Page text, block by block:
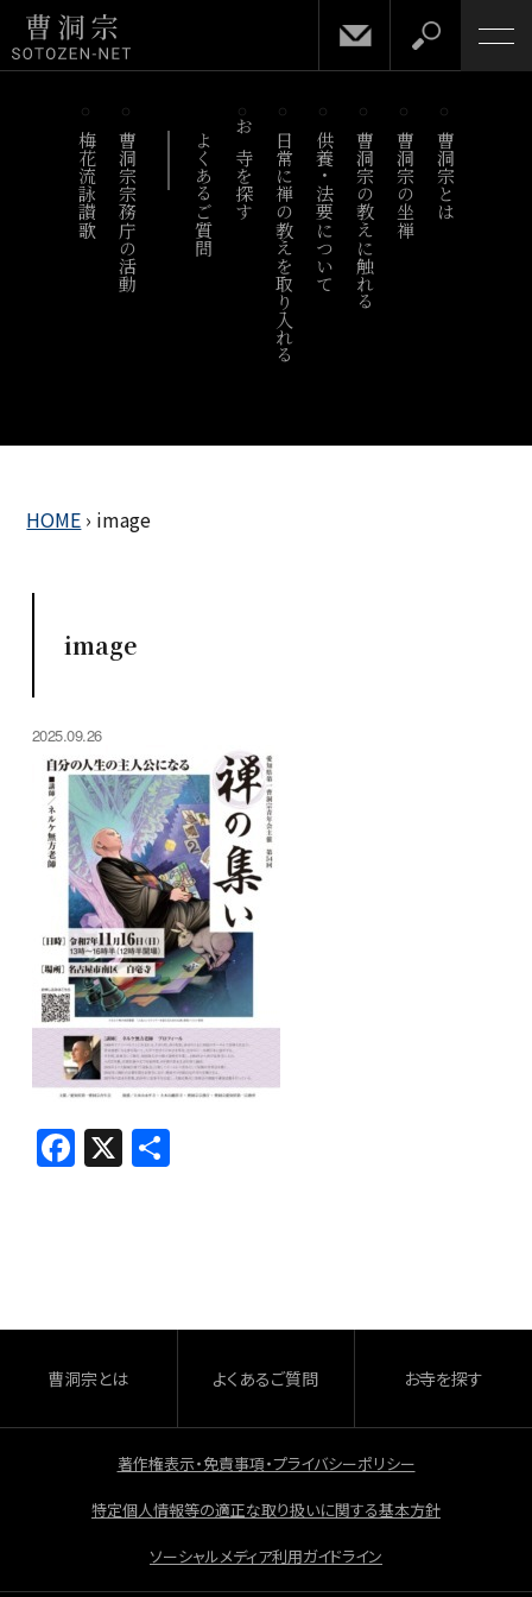
梅花流詠讃歌 曹洞宗宗務庁の活動 よくあるご質問 お寺を探す 日常に禅の教えを取り入れる供養・法要について曹洞宗の教えに触れる 曹洞宗の坐禅 曹洞宗とは
HOME › image
image
2025.09.26
F
a
o
o
k
X 共
曹洞宗とは よくあるご質問 お寺を探す
著作権表示・免責事項・プライバシーポリシー
特定個人情報等の適正な取り扱いに関する基本方針
ソーシャルメディア利用ガイドライン